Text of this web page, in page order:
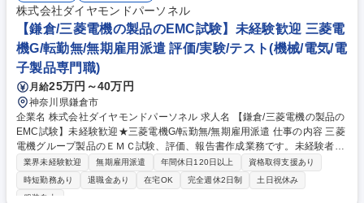
制要求を確認し、逸脱のない製造条件設定の立案と実行 【調整チーム】薬
品の調整・取り扱い 【滅菌チーム】オートクレーブやEOガス、電子線滅
菌などの滅菌技術 募集職種 【静岡/富士宮工場】生産技術(薬品調製/滅菌
の製造技術)/異業界歓迎/年休124日
株式会社ダイヤモンドパーソネル
【鎌倉/三菱電機の製品のEMC試験】未経験歓迎 三菱電
機G/転勤無/無期雇用派遣 評価/実験/テスト(機械/電気/電
子製品専門職)
月給25万円～40万円
神奈川県鎌倉市
企業名 株式会社ダイヤモンドパーソネル 求人名 【鎌倉/三菱電機の製品の
EMC試験】未経験歓迎★三菱電機G/転勤無/無期雇用派遣 仕事の内容 三菱
電機グループ製品のＥＭＣ試験、評価、報告書作成業務です。未経験者が
多く教育体制も整っているため安心して始められます。依頼主との日程・
試験室の調整もあり、コミュニケーション能力が重要になります。 【特
徴】■派遣先の三菱電機エンジニアリングの社員と業務において区分はほ
業界未経験歓迎 無期雇用派遣 年間休日120日以上
資格取得支援あり
時短勤務あり
退職金あり 在宅OK 完全週休2日制
土日祝休み
服装自由